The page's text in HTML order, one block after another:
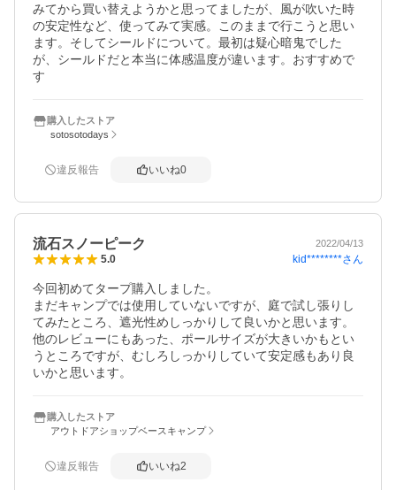
みてから買い替えようかと思ってましたが、風が吹いた時
の安定性など、使ってみて実感。このままで行こうと思い
ます。そしてシールドについて。最初は疑心暗鬼でした
が、シールドだと本当に体感温度が違います。おすすめで
す
購入したストア
sotosotodays
違反報告 いいね0
流石スノーピーク 2022/04/13
5.0 kid********さん
今回初めてタープ購入しました。
まだキャンプでは使用していないですが、庭で試し張りし
てみたところ、遮光性めしっかりして良いかと思います。
他のレビューにもあった、ポールサイズが大きいかもとい
うところですが、むしろしっかりしていて安定感もあり良
いかと思います。
購入したストア
アウトドアショップベースキャンプ
違反報告 いいね2